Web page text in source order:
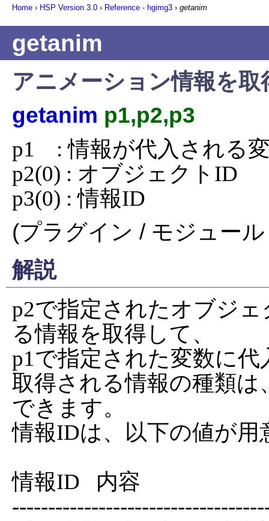
Home › HSP Version 3.0 › Reference - hgimg3 › getanim
getanim
アニメーション情報を取
getanim p1,p2,p3
p1    : 情報が代入される
p2(0) : オブジェクトID
p3(0) : 情報ID
(プラグイン / モジュー
解説
p2で指定されたオブジ
る情報を取得して、
p1で指定された変数に代
取得される情報の種類
できます。
情報IDは、以下の値が
情報ID   内容